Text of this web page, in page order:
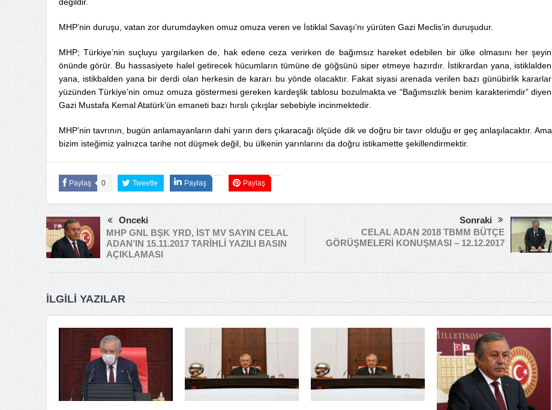
MHP’nin duruşu, vatan zor durumdayken omuz omuza veren ve İstiklal Savaşı’nı yürüten Gazi Meclis’in duruşudur.
MHP; Türkiye’nin suçluyu yargılarken de, hak edene ceza verirken de bağımsız hareket edebilen bir ülke olmasını her şeyin
önünde görür. Bu hassasiyete halel getirecek hücumların tümüne de göğsünü siper etmeye hazırdır. İstikrardan yana, istiklalden
yana, istikbalden yana bir derdi olan herkesin de kararı bu yönde olacaktır. Fakat siyasi arenada verilen bazı günübirlik kararlar
yüzünden Türkiye’nin omuz omuza göstermesi gereken kardeşlik tablosu bozulmakta ve “Bağımsızlık benim karakterimdir” diyen
Gazi Mustafa Kemal Atatürk’ün emaneti bazı hırslı çıkışlar sebebiyle incinmektedir.
MHP’nin tavrının, bugün anlamayanların dahi yarın ders çıkaracağı ölçüde dik ve doğru bir tavır olduğu er geç anlaşılacaktır. Ama
bizim isteğimiz yalnızca tarihe not düşmek değil, bu ülkenin yarınlarını da doğru istikamette şekillendirmektir.
Paylaş 0 Tweetle Paylaş Paylaş
Önceki
MHP GNL BŞK YRD, İST MV SAYIN CELAL
ADAN’IN 15.11.2017 TARİHLİ YAZILI BASIN
AÇIKLAMASI
Sonraki
CELAL ADAN 2018 TBMM BÜTÇE
GÖRÜŞMELERİ KONUŞMASI – 12.12.2017
İLGILI YAZILAR